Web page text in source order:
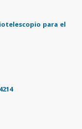
para el